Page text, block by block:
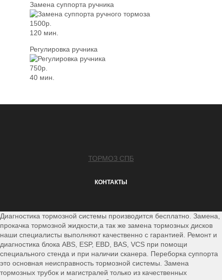
Замена суппорта ручника
1500р.
120 мин.
Регулировка ручника
750р.
40 мин.
ТОРМОЗ СПБ
КОНТАКТЫ
Диагностика тормозной системы производится бесплатно. Замена,
прокачка тормозной жидкости,а так же замена тормозных дисков
наши специалисты выполняют качественно с гарантией. Ремонт и
диагностика блока ABS, ESP, EBD, BAS, VCS при помощи
специального стенда и при наличии сканера. Переборка суппорта
это основная неисправность тормозной системы. Замена
тормозных трубок и магистралей только из качественных